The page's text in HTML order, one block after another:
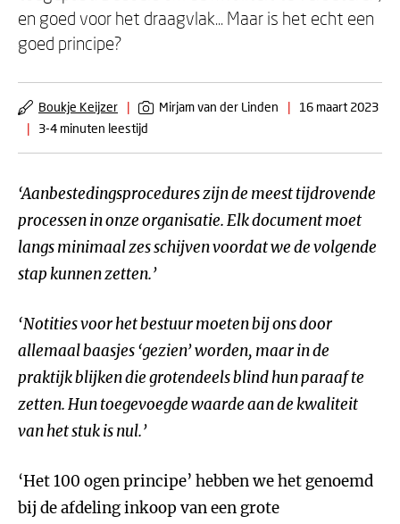
en goed voor het draagvlak... Maar is het echt een
goed principe?
Boukje Keijzer | Mirjam van der Linden |
16 maart 2023
|
3-4 minuten leestijd
‘Aanbestedingsprocedures zijn de meest tijdrovende
processen in onze organisatie. Elk document moet
langs minimaal zes schijven voordat we de volgende
stap kunnen zetten.’
‘Notities voor het bestuur moeten bij ons door
allemaal baasjes ‘gezien’ worden, maar in de
praktijk blijken die grotendeels blind hun paraaf te
zetten. Hun toegevoegde waarde aan de kwaliteit
van het stuk is nul.’
‘Het 100 ogen principe’ hebben we het genoemd
bij de afdeling inkoop van een grote